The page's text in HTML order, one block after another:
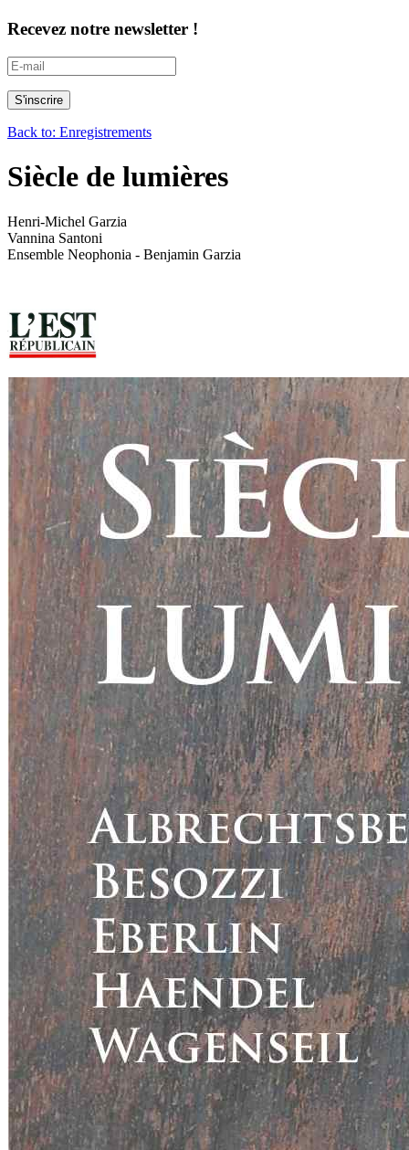
Recevez notre newsletter !
Back to: Enregistrements
Siècle de lumières
Henri-Michel Garzia
Vannina Santoni
Ensemble Neophonia - Benjamin Garzia